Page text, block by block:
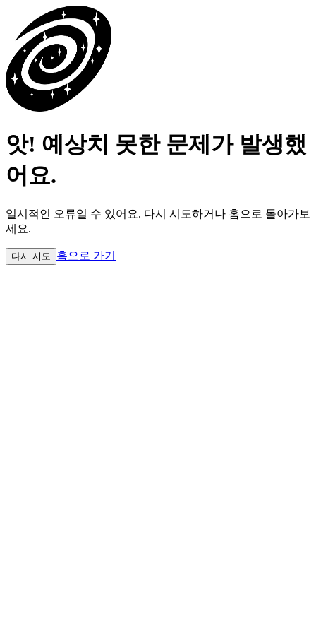
앗! 예상치 못한 문제가 발생했
어요.
일시적인 오류일 수 있어요. 다시 시도하거나 홈으로 돌아가보
세요.
다시 시도 홈으로 가기